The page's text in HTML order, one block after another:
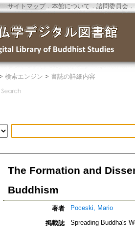
サイトマップ．本館について ． 諮問委員会 ．
検索エンジン > 書誌の詳細内容
The Formation and
Buddhism
著者 Poceski, Mario
掲載誌 Spreading Buddha's